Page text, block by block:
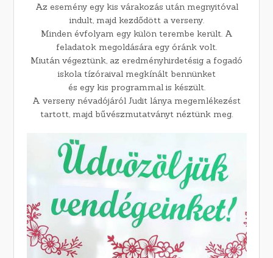
Az esemény egy kis várakozás után megnyitóval
indult, majd kezdődött a verseny.
Minden évfolyam egy külön terembe került. A
feladatok megoldására egy óránk volt.
Miután végeztünk, az eredményhirdetésig a fogadó
iskola tízóraival megkínált bennünket
és egy kis programmal is készült.
A verseny névadójáról Judit lánya megemlékezést
tartott, majd bűvészmutatványt néztünk meg.